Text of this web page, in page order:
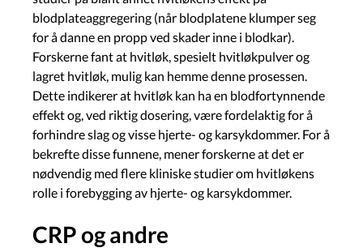
blodplateaggregering (når blodplatene klumper seg
for å danne en propp ved skader inne i blodkar).
Forskerne fant at hvitløk, spesielt hvitløkpulver og
lagret hvitløk, mulig kan hemme denne prosessen.
Dette indikerer at hvitløk kan ha en blodfortynnende
effekt og, ved riktig dosering, være fordelaktig for å
forhindre slag og visse hjerte- og karsykdommer. For å
bekrefte disse funnene, mener forskerne at det er
nødvendig med flere kliniske studier om hvitløkens
rolle i forebygging av hjerte- og karsykdommer.
CRP og andre